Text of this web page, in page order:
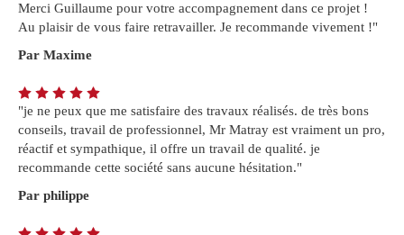
Merci Guillaume pour votre accompagnement dans ce projet !
Au plaisir de vous faire retravailler. Je recommande vivement !"
Par Maxime
"je ne peux que me satisfaire des travaux réalisés. de très bons
conseils, travail de professionnel, Mr Matray est vraiment un pro,
réactif et sympathique, il offre un travail de qualité. je
recommande cette société sans aucune hésitation."
Par philippe